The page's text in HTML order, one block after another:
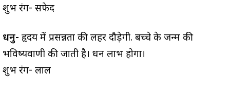
शुभ रंग- सफेद
धनु- हृदय में प्रसन्नता की लहर दौड़ेगी. बच्चे के जन्म की
भविष्यवाणी की जाती है। धन लाभ होगा।
शुभ रंग- लाल